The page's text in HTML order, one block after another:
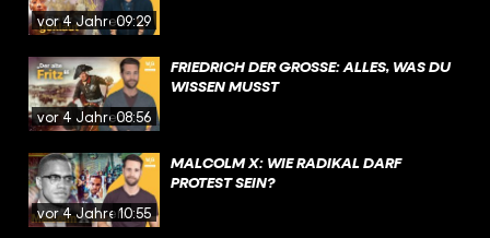
vor 4 Jahren09:29
vor 4 Jahren08:56
FRIEDRICH DER GROSSE: ALLES, WAS DU W
ISSEN MUSST
vor 4 Jahren10:55
MALCOLM X: WIE RADIKAL DARF
PROTEST SEIN?